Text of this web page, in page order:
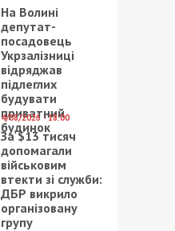
На Волині
депутат-
посадовець
Укрзалізниці
відряджав
підлеглих
будувати
приватний
будинок
4/08/2026 - 18:00
За $13 тисяч
допомагали
військовим
втекти зі служби:
ДБР викрило
організовану
групу